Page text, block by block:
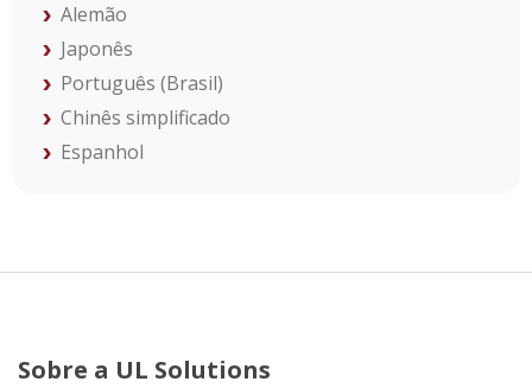
Alemão
Japonês
Português (Brasil)
Chinês simplificado
Espanhol
Sobre a UL Solutions